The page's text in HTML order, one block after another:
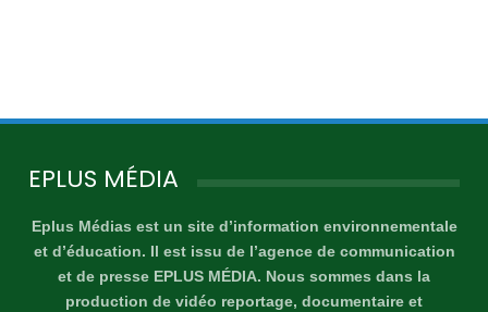
EPLUS MÉDIA
Eplus Médias est un site d’information environnementale
et d’éducation. Il est issu de l’agence de communication
et de presse EPLUS MÉDIA. Nous sommes dans la
production de vidéo reportage, documentaire et